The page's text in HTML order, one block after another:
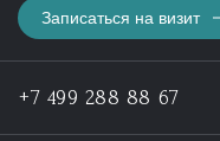
Записаться на визит
+7 499 288 88 67